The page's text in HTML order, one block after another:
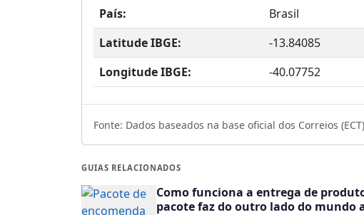
País:
Brasil
Latitude IBGE:
-13.84085
Longitude IBGE:
-40.07752
Fonte: Dados baseados na base oficial dos Correios
GUIAS RELACIONADOS
Como funciona a entrega de
pacote faz do outro lado do mundo